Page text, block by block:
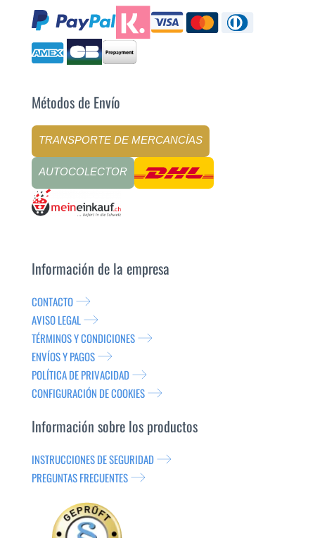
Métodos de Envío
TRANSPORTE DE MERCANCÍAS
AUTOCOLECTOR
Información de la empresa
CONTACTO
AVISO LEGAL
TÉRMINOS Y CONDICIONES
ENVÍOS Y PAGOS
POLÍTICA DE PRIVACIDAD
CONFIGURACIÓN DE COOKIES
Información sobre los productos
INSTRUCCIONES DE SEGURIDAD
PREGUNTAS FRECUENTES